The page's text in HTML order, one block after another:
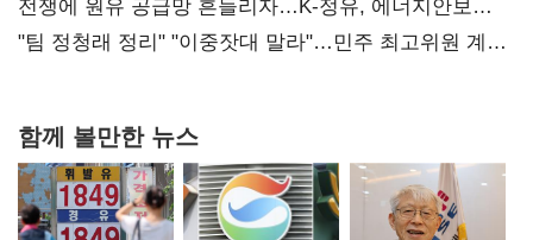
때리기
전쟁에 원유 공급망 흔들리자…K-정유, 에너지안보
핵심으로 재부상
"팀 정청래 정리" "이중잣대 말라"…민주 최고위원 계파
함께 볼만한 뉴스